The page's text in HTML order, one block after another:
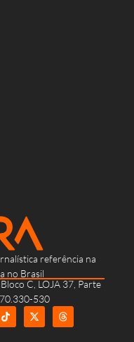
referência na
no Brasil
C, LOJA 37, Parte
530